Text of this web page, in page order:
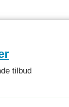
tilbud